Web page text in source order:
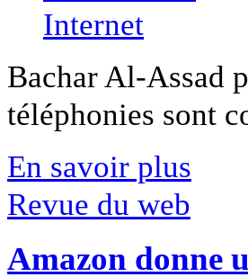
Bachar Al-Assad
téléphonies sont
En savoir plus
Revue du web
Amazon donne